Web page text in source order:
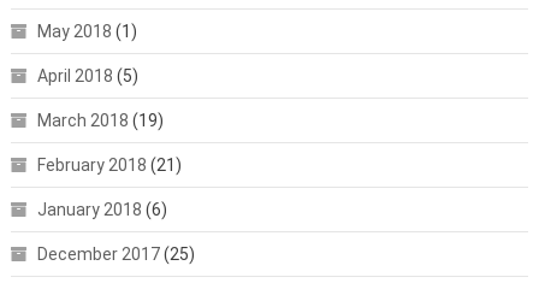
May 2018 (1)
April 2018 (5)
March 2018 (19)
February 2018 (21)
January 2018 (6)
December 2017(25)